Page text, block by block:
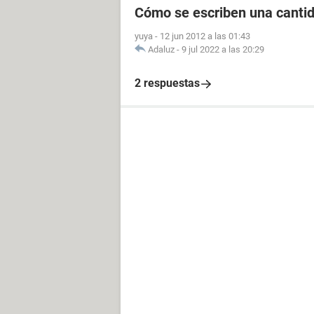
Cómo se escriben una
yuya - 12 jun 2012 a las 01:43
Adaluz - 9 jul 2022 a las 20:29
2 respuestas